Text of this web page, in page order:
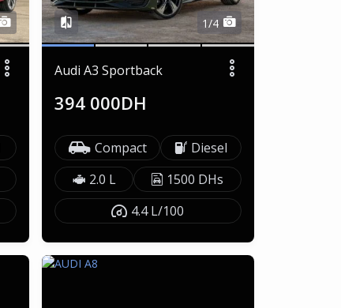
1/4
Audi A3 Sportback
394 000DH
Compact
Diesel
2.0 L
1500 DHs
4.4 L/100